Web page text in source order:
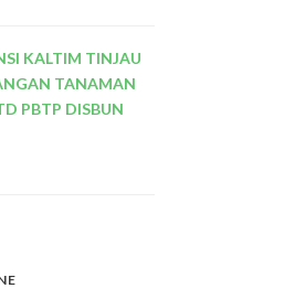
KALTIM TINJAU
TANAMAN
PBTP DISBUN